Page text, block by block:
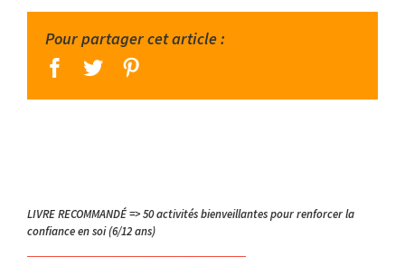
Pour partager cet article :
facebook
twitter
LIVRE RECOMMANDÉ => 50 activités bienveillantes pour renforcer la
confiance en soi (6/12 ans)